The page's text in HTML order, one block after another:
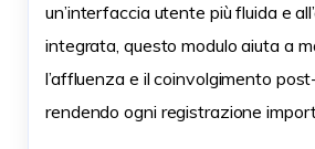
un’interfaccia utente più fluida e
integrata, questo modulo aiuta a
l’affluenza e il coinvolgimento
rendendo ogni registrazione